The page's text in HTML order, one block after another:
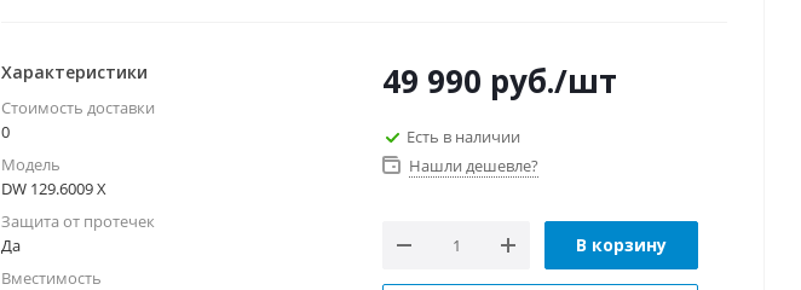
Характеристики
Стоимость доставки
0
Модель
DW 129.6009 X
Защита от протечек
Да
Вместимость
49 990 руб./шт
Есть в наличии
Нашли дешевле?
В корзину